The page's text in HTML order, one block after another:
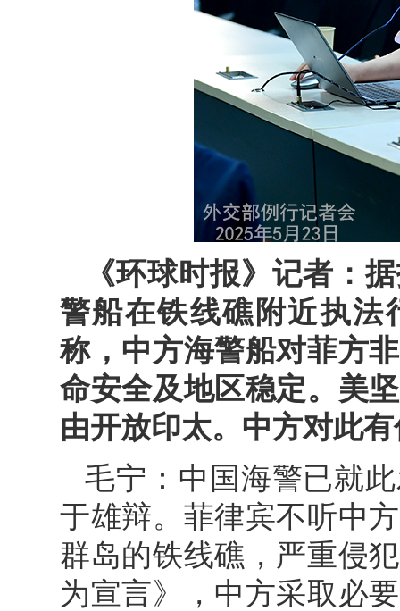
《环球时报》记者：
警船在铁线礁附近执法
称，中方海警船对菲方
命安全及地区稳定。美
由开放印太。中方对此
毛宁：中国海警已就
于雄辩。菲律宾不听中
群岛的铁线礁，严重侵
为宣言》，中方采取必